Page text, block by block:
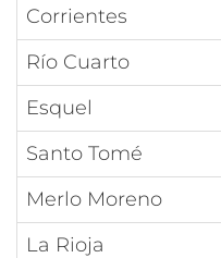
Corrientes
Río Cuarto
Esquel
Santo Tomé
Merlo Moreno
La Rioja